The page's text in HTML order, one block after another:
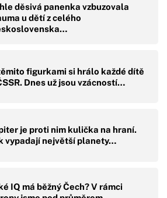
děsivá panenka vzbuzovala
u dětí z celého
figurkami si hrálo každé dítě
Dnes už jsou vzácností…
je proti nim kulička na hraní.
vypadají největší planety…
IQ má běžný Čech? V rámci